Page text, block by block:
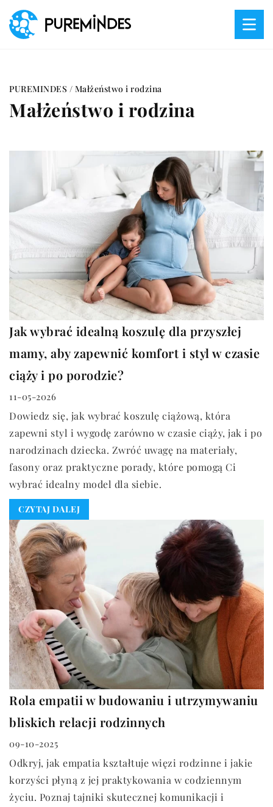
PUREMINDES / Małżeństwo i rodzina
Małżeństwo i rodzina
Jak wybrać idealną koszulę dla przyszłej
mamy, aby zapewnić komfort i styl w czasie
ciąży i po porodzie?
11-05-2026
Dowiedz się, jak wybrać koszulę ciążową, która
zapewni styl i wygodę zarówno w czasie ciąży, jak i po
narodzinach dziecka. Zwróć uwagę na materiały,
fasony oraz praktyczne porady, które pomogą Ci
wybrać idealny model dla siebie.
CZYTAJ DALEJ
Rola empatii w budowaniu i utrzymywaniu
bliskich relacji rodzinnych
09-10-2025
Odkryj, jak empatia kształtuje więzi rodzinne i jakie
korzyści płyną z jej praktykowania w codziennym
życiu. Poznaj tajniki skutecznej komunikacji i